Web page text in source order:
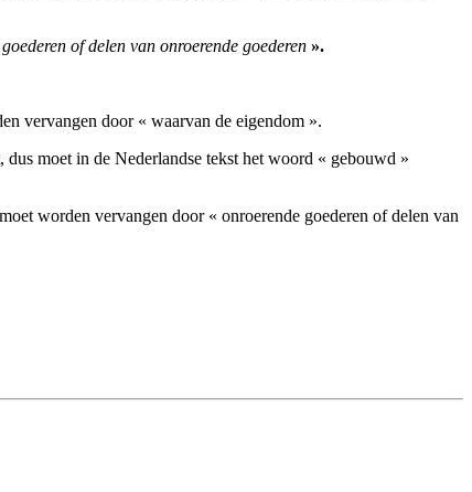
of delen van onroerende goederen ».
vervangen door « waarvan de eigendom ».
moet in de Nederlandse tekst het woord « gebouwd »
worden vervangen door « onroerende goederen of delen van